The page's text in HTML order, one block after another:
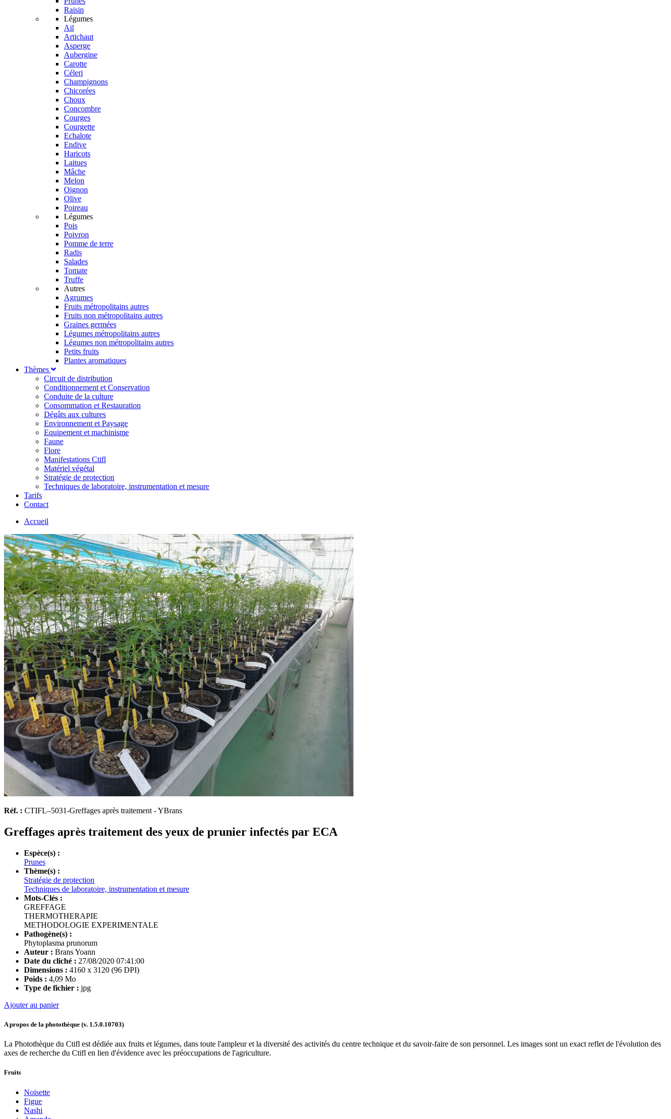
Raisin
Légumes
Ail
Artichaut
Asperge
Aubergine
Carotte
Céleri
Champignons
Chicorées
Choux
Concombre
Courges
Courgette
Echalote
Endive
Haricots
Laitues
Mâche
Melon
Oignon
Olive
Poireau
Légumes
Pois
Poivron
Pomme de terre
Radis
Salades
Tomate
Truffe
Autres
Agrumes
Fruits métropolitains autres
Fruits non métropolitains autres
Graines germées
Légumes métropolitains autres
Légumes non métropolitains autres
Petits fruits
Plantes aromatiques
Thèmes
Circuit de distribution
Conditionnement et Conservation
Conduite de la culture
Consommation et Restauration
Dégâts aux cultures
Environnement et Paysage
Equipement et machinisme
Faune
Flore
Manifestations Ctifl
Matériel végétal
Stratégie de protection
Techniques de laboratoire, instrumentation et mesure
Tarifs
Contact
Accueil
Réf. : CTIFL–5031-Greffages après traitement - YBrans
Greffages après traitement des yeux de prunier infectés par ECA
Espèce(s) :
Prunes
Thème(s) :
Stratégie de protection
Techniques de laboratoire, instrumentation et mesure
Mots-Clés :
GREFFAGE
THERMOTHERAPIE
METHODOLOGIE EXPERIMENTALE
Pathogène(s) :
Phytoplasma prunorum
Auteur : Brans Yoann
Date du cliché : 27/08/2020 07:41:00
Dimensions : 4160 x 3120 (96 DPI)
Poids : 4,09 Mo
Type de fichier : jpg
Ajouter au panier
A propos de la photothèque (v. 1.5.0.10703)
La Photothèque du Ctifl est dédiée aux fruits et légumes, dans toute l'ampleur et la diversité des activités du centre technique et du savoir-faire de son personnel. Les images sont un exact reflet de l'évolution des
axes de recherche du Ctifl en lien d'évidence avec les préoccupations de l'agriculture.
Fruits
Noisette
Figue
Nashi